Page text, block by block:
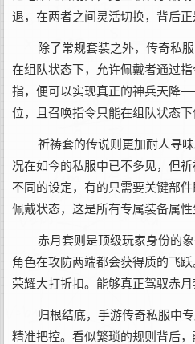
退，在两者之间灵活切换，背后
除了常规套装之外，传奇私
在组队状态下，允许佩戴者通过
指，便可以实现真正的神兵天降
位，且召唤指令只能在组队状态
祈祷套的传说则更加耐人寻
况在如今的私服中已不多见，但
不同的设定，有的只需要关键部
佩戴状态，这是所有专属装备属性
赤月套则是顶级玩家身份的
角色在攻防两端都会获得质的飞
荣耀大打折扣。能够真正驾驭赤
归根结底，手游传奇私服中
精准把控。看似繁琐的规则背后